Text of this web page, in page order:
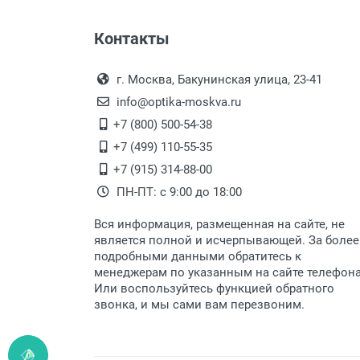
Высота линзы:
Ширина мостика:
Тип линзы:
Тип оправы:
Материал линзы:
Материал дужки:
Цвет линзы:
Цвет оправы:
Цвет дужки:
Перечисление средств на
Перевод денег на карту Сбербанка.
Выдаем товар в рабочие
После того, как заказ
Для получения товара при
Заказ необходимо
дополнительных расходов за
Доставка по Москве
Доставляем товар по
Доставка транспортными
Данный способ доставки
Мы сотрудничаем с
быстро подберем для Вас
Контакты
г. Москва, Бакунинская улица, 23-41
info@optika-moskva.ru
+7 (800) 500-54-38
+7 (499) 110-55-35
+7 (915) 314-88-00
ПН-ПТ: с 9:00 до 18:00
Вся информация, размещенная на сайте, не
является полной и исчерпывающей. За более
подробными данными обратитесь к
менеджерам по указанным на сайте
Или воспользуйтесь функцией обратного
звонка, и мы сами вам перезвоним.